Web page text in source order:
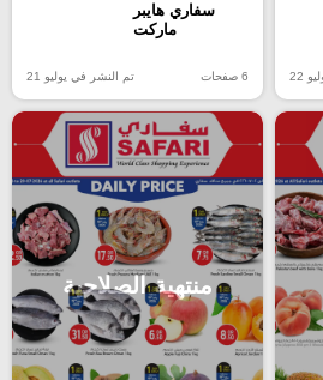
22
سفاري هايبر
ماركت
6 صفحات تم النشر في يوليو 21
منتهية الصلاحية